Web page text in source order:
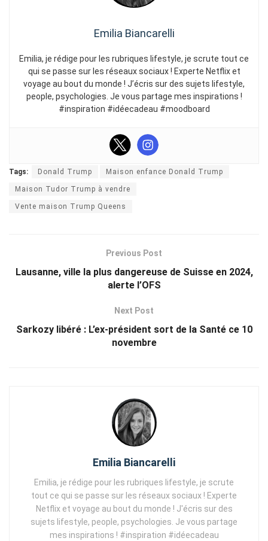
Emilia Biancarelli
Emilia, je rédige pour les rubriques lifestyle, je scrute tout ce
qui se passe sur les réseaux sociaux ! Experte Netflix et
voyage au bout du monde ! J’écris sur des sujets lifestyle,
people, psychologies. Je vous partage mes inspirations !
#inspiration #idéecadeau #moodboard
Tags: Donald Trump Maison enfance Donald Trump
Maison Tudor Trump à vendre
Vente maison Trump Queens
Previous Post
Lausanne, ville la plus dangereuse de Suisse en 2024,
alerte l’OFS
Next Post
Sarkozy libéré : L’ex-président sort de la Santé ce 10
novembre
Emilia Biancarelli
Emilia, je rédige pour les rubriques lifestyle, je scrute
tout ce qui se passe sur les réseaux sociaux ! Experte
Netflix et voyage au bout du monde ! J'écris sur des
sujets lifestyle, people, psychologies. Je vous partage
mes inspirations ! #inspiration #idéecadeau